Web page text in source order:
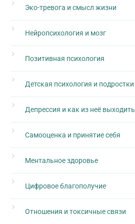
Эко-тревога и смысл жизни
Нейропсихология и мозг
Позитивная психология
Детская психология и подростки
Депрессия и как из неё выходить
Самооценка и принятие себя
Ментальное здоровье
Цифровое благополучие
Отношения и токсичные связи